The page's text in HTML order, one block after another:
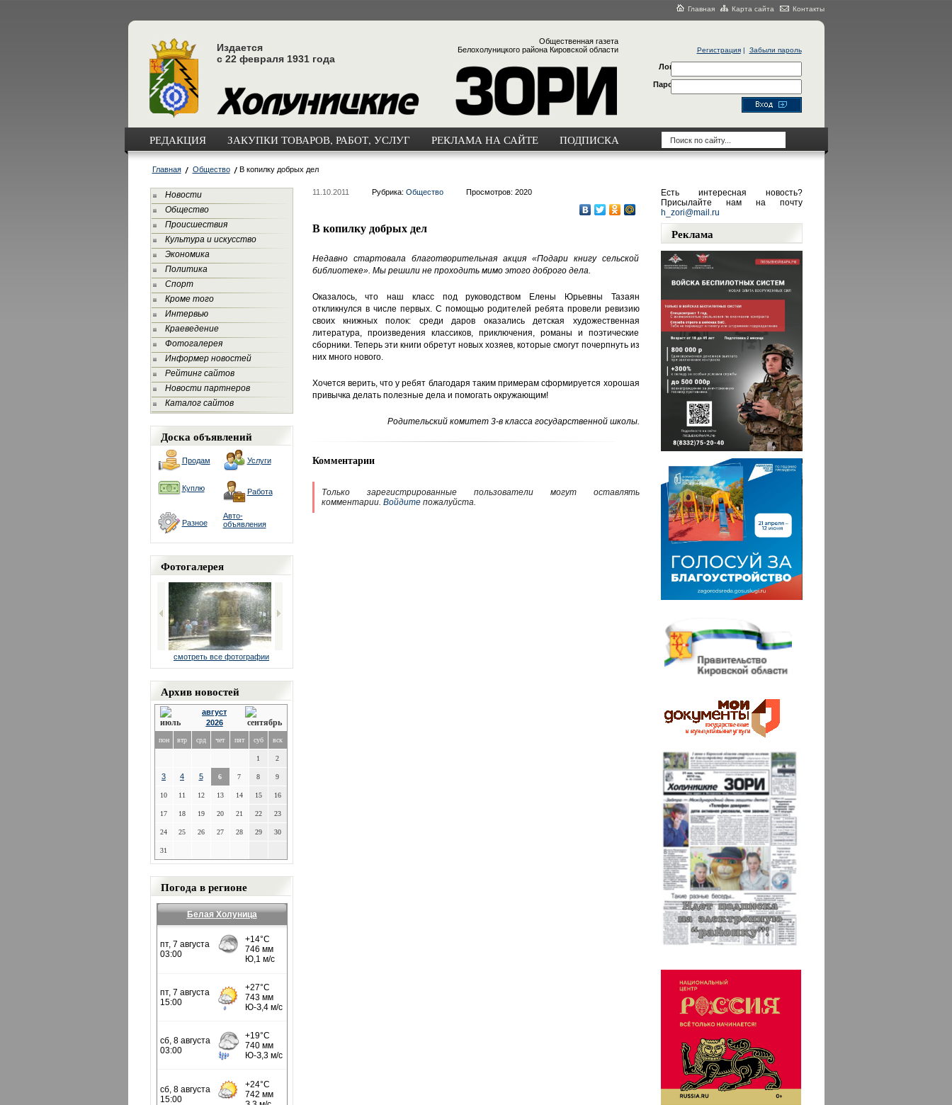
Главная Карта сайта Контакты
Издается
с 22 февраля 1931 года
Общественная газета
Белохолуницкого района Кировской области
Регистрация| Забыли пароль
Логин
Пароль
РЕДАКЦИЯ ЗАКУПКИ ТОВАРОВ, РАБОТ, УСЛУГ РЕКЛАМА НА САЙТЕ ПОДПИСКА
Главная Общество В копилку добрых дел
Новости
Общество
Происшествия
Культура и искусство
Экономика
Политика
Спорт
Кроме того
Интервью
Краеведение
Фотогалерея
Информер новостей
Рейтинг сайтов
Новости партнеров
Каталог сайтов
Доска объявлений
Продам Услуги
Куплю Работа
Разное
Авто-
объявления
Фотогалерея
смотреть все фотографии
Архив новостей
август
2026
пон втр срд чет пят суб вск
1 2
3 4 5 6 7 8 9
10 11 12 13 14 15 16
17 18 19 20 21 22 23
24 25 26 27 28 29 30
31
Погода в регионе
Белая Холуница
11.10.2011 Рубрика: Общество Просмотров: 2020
В копилку добрых дел
Недавно стартовала благотворительная акция «Подари книгу сельской
библиотеке». Мы решили не проходить мимо этого доброго дела.
Оказалось, что наш класс под руководством Елены Юрьевны Тазаян
откликнулся в числе первых. С помощью родителей ребята провели ревизию
своих книжных полок: среди даров оказались детская художественная
литература, произведения классиков, приключения, романы и поэтические
сборники. Теперь эти книги обретут новых хозяев, которые смогут почерпнуть из
них много нового.
Хочется верить, что у ребят благодаря таким примерам сформируется хорошая
привычка делать полезные дела и помогать окружающим!
Родительский комитет 3-в класса государственной школы.
Комментарии
Только зарегистрированные пользователи могут оставлять
комментарии. Войдитепожалуйста.
Есть интересная новость?
Присылайте нам на почту
h_zori@mail.ru
Реклама